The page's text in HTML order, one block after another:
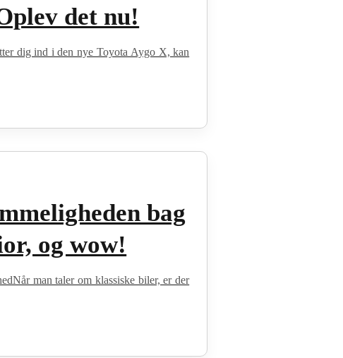
det nu!
dig ind i den nye Toyota Aygo X, kan
bag
og wow!
man taler om klassiske biler, er der